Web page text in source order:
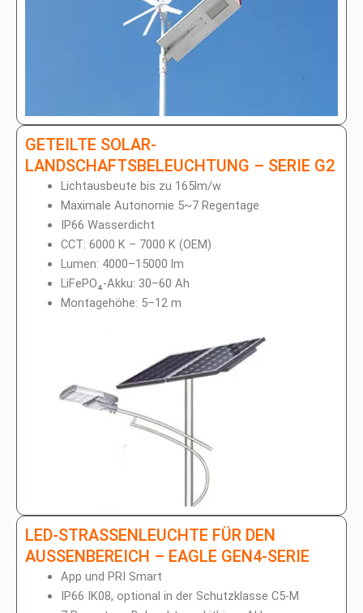
GETEILTE SOLAR-
LANDSCHAFTSBELEUCHTUNG – SERIE G2
Lichtausbeute bis zu 165lm/w
Maximale Autonomie 5~7 Regentage
IP66 Wasserdicht
CCT: 6000 K – 7000 K (OEM)
Lumen: 4000–15000 lm
LiFePO₄-Akku: 30–60 Ah
Montagehöhe: 5–12 m
LED-STRASSENLEUCHTE FÜR DEN A
USSENBEREICH – EAGLE GEN4-SERIE
App und PRI Smart
IP66 IK08, optional in der Schutzklasse C5-M